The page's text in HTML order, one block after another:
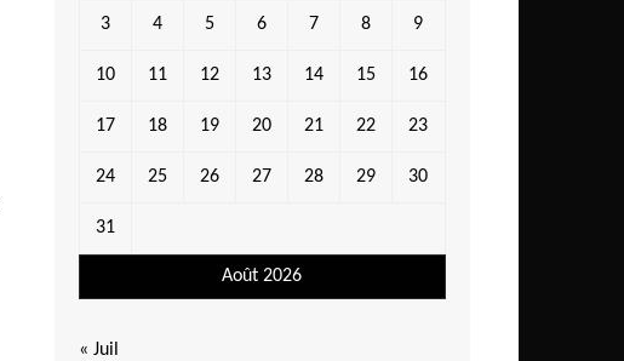
Août 2026
3 4 5 6 7 8 9
10 11 12 13 14 15 16
17 18 19 20 21 22 23
24 25 26 27 28 29 30
31
« Juil